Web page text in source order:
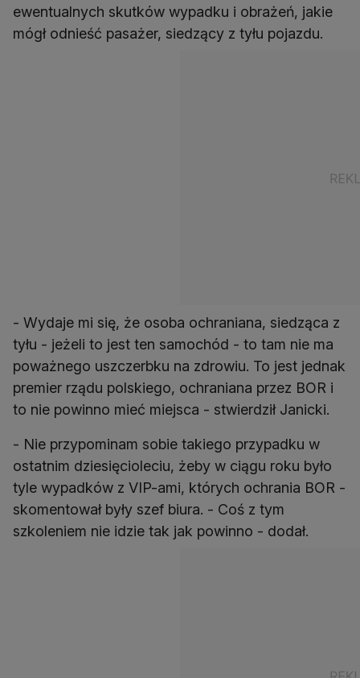
ewentualnych skutków wypadku i obrażeń, jakie
mógł odnieść pasażer, siedzący z tyłu pojazdu.
- Wydaje mi się, że osoba ochraniana, siedząca z
tyłu - jeżeli to jest ten samochód - to tam nie ma
poważnego uszczerbku na zdrowiu. To jest jednak
premier rządu polskiego, ochraniana przez BOR i
to nie powinno mieć miejsca - stwierdził Janicki.
- Nie przypominam sobie takiego przypadku w
ostatnim dziesięcioleciu, żeby w ciągu roku było
tyle wypadków z VIP-ami, których ochrania BOR -
skomentował były szef biura. - Coś z tym
szkoleniem nie idzie tak jak powinno - dodał.